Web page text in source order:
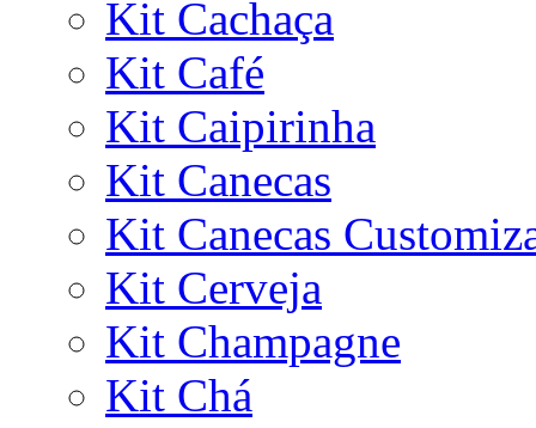
Kit Cachaça
Kit Café
Kit Caipirinha
Kit Canecas
Kit Canecas
Kit Cerveja
Kit Champagne
Kit Chá